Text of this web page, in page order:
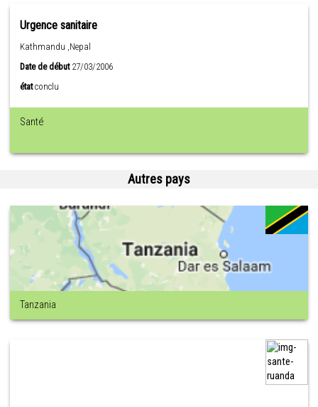
Urgence sanitaire
Kathmandu ,Nepal
Date de début27/03/2006
état conclu
Santé
Autres pays
Tanzania